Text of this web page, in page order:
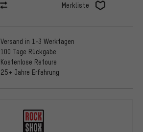
Merkliste
Versand in 1-3 Werktagen
100 Tage Rückgabe
Kostenlose Retoure
25+ Jahre Erfahrung